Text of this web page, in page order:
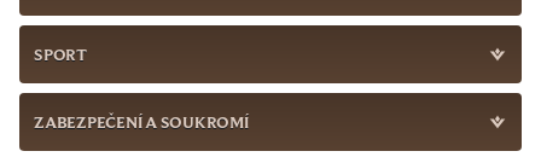
SPORT
ZABEZPEČENÍ A SOUKROMÍ